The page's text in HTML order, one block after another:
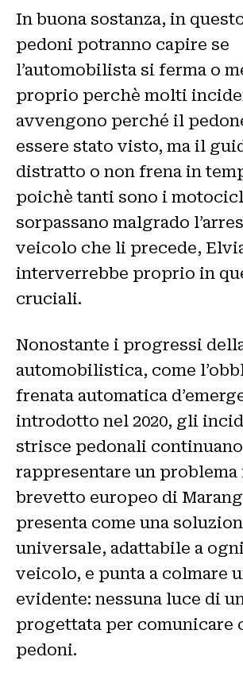
In buona sostanza, in
pedoni potranno capire se
l’automobilista si ferma o
proprio perchè molti
avvengono perché il
essere stato visto, ma il
distratto o non frena in
poichè tanti sono i
sorpassano malgrado
veicolo che li precede,
interverrebbe proprio in
cruciali.
Nonostante i progressi
automobilistica, come
frenata automatica
introdotto nel 2020, gli
strisce pedonali continuano
rappresentare un
brevetto europeo di
presenta come una
universale, adattabile a
veicolo, e punta a colmare
evidente: nessuna luce di
progettata per comunicare
pedoni.